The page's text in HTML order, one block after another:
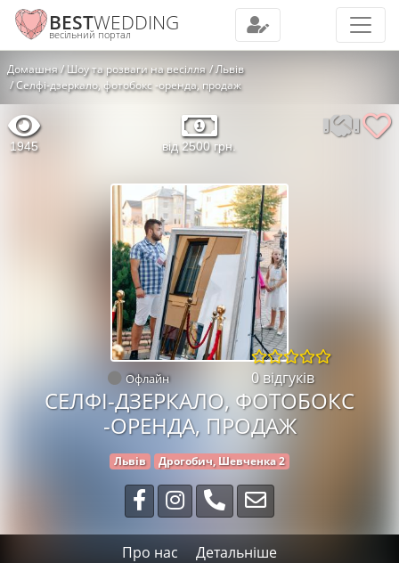
BESTWEDDING
весільний портал
Домашня Шоу та розваги на весілля
Львів
Селфі-дзеркало, фотобокс -оренда, продаж
1945 від 2500 грн.
Офлайн 0 відгуків
СЕЛФІ-ДЗЕРКАЛО, ФОТОБОКС
-ОРЕНДА, ПРОДАЖ
Львів Дрогобич, Шевченка 2
Про нас Детальніше